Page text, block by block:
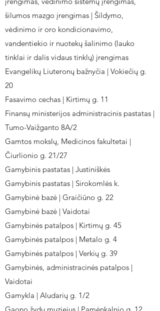
šilumos mazgo įrengimas | Šildymo,
vėdinimo ir oro kondicionavimo,
vandentiekio ir nuotekų šalinimo (lauko
tinklai ir dalis vidaus tinklų) įrengimas
Evangelikų Liuteronų bažnyčia | Vokiečių g.
20
Fasavimo cechas | Kirtimų g. 11
Finansų ministerijos administracinis pastatas |
Tumo-Vaižganto 8A/2
Gamtos mokslų, Medicinos fakultetai |
Čiurlionio g. 21/27
Gamybinis pastatas | Justiniškės
Gamybinis pastatas | Sirokomlės k.
Gamybinė bazė | Graičiūno g. 22
Gamybinė bazė | Vaidotai
Gamybinės patalpos | Kirtimų g. 45
Gamybinės patalpos | Metalo g. 4
Gamybinės patalpos | Verkių g. 39
Gamybinės, administracinės patalpos |
Vaidotai
Gamykla | Aludarių g. 1/2